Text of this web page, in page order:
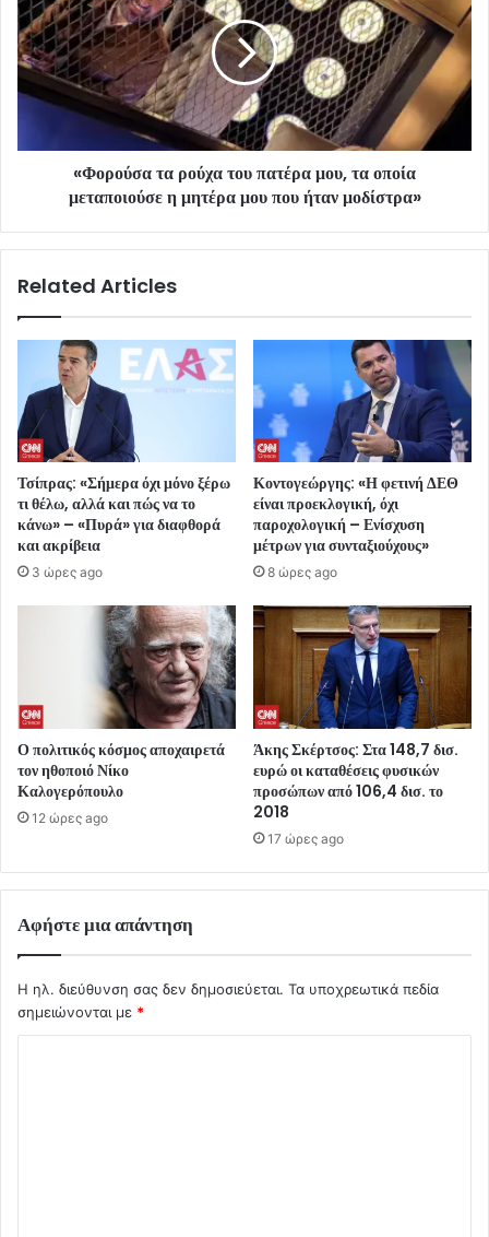
«Φορούσα τα ρούχα του πατέρα μου, τα οποία
μεταποιούσε η μητέρα μου που ήταν μοδίστρα»
Related Articles
Τσίπρας: «Σήμερα όχι μόνο ξέρω
τι θέλω, αλλά και πώς να το
κάνω» – «Πυρά» για διαφθορά
και ακρίβεια
3 ώρες ago
Κοντογεώργης: «Η φετινή ΔΕΘ
είναι προεκλογική, όχι
παροχολογική – Ενίσχυση
μέτρων για συνταξιούχους»
8 ώρες ago
Ο πολιτικός κόσμος αποχαιρετά
τον ηθοποιό Νίκο
Καλογερόπουλο
12 ώρες ago
Άκης Σκέρτσος: Στα 148,7 δισ.
ευρώ οι καταθέσεις φυσικών
προσώπων από 106,4 δισ. το
2018
17 ώρες ago
Αφήστε μια απάντηση
Η ηλ. διεύθυνση σας δεν δημοσιεύεται. Τα υποχρεωτικά πεδία
σημειώνονται με *